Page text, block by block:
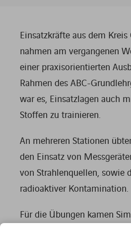
Einsatzkräfte aus dem Kreis
nahmen am vergangenen
einer praxisorientierten
Rahmen des ABC-
war es, Einsatzlagen auch
Stoffen zu trainieren.
An mehreren Stationen
den Einsatz von
von Strahlenquellen, sowie
radioaktiver Kontamination.
Für die Übungen kamen